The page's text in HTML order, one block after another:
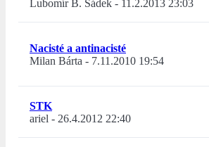
Lubomír B. Šádek - 11.2.2013 23:03
Nacisté a antinacisté
Milan Bárta - 7.11.2010 19:54
STK
ariel - 26.4.2012 22:40